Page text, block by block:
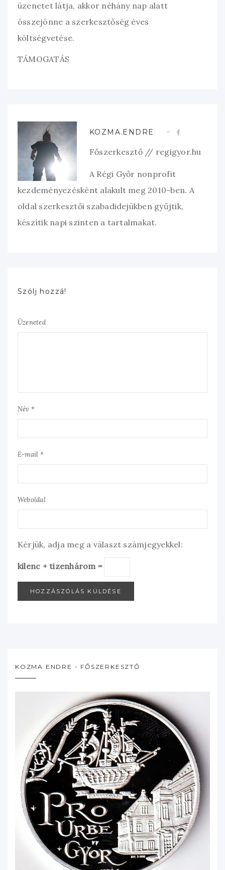
üzenetet látja, akkor néhány nap alatt
összejönne a szerkesztőség éves
költségvetése.
TÁMOGATÁS
KOZMA.ENDRE
Főszerkesztő // regigyor.hu
A Régi Győr nonprofit
kezdeményezésként alakult meg 2010-ben. A
oldal szerkesztői szabadidejükben gyűjtik,
készítik napi szinten a tartalmakat.
Szólj hozzá!
Üzeneted
Név *
E-mail *
Weboldal
Kérjük, adja meg a választ számjegyekkel:
kilenc + tizenhárom =
KOZMA ENDRE - FŐSZERKESZTŐ